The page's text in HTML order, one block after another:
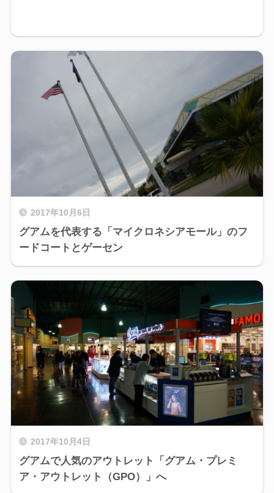
2017年10月6日
グアムを代表する「マイクロネシアモール」のフ
ードコートとゲーセン
2017年10月4日
グアムで人気のアウトレット「グアム・プレミ
ア・アウトレット（GPO）」へ